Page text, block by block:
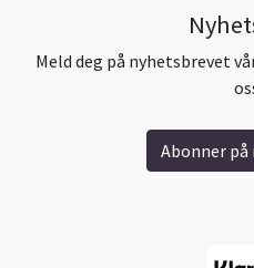
Meld deg på nyhetsbrevet
Abonner